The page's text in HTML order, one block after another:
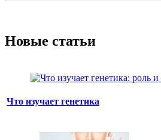
Новые статьи
Что изучает генетика